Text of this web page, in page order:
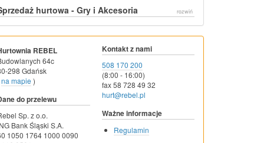
hurtowa - Gry i Akcesoria rozwiń
REBEL
64c
298 Gdańsk
na mapie )
do przelewu
Sp. z o.o.
Bank Śląski S.A.
1050 1764 1000 0090
Kontakt z nami
508 170 200
(8:00 - 16:00)
fax 58 728 49 32
hurt@rebel.pl
Ważne informacje
Regulamin